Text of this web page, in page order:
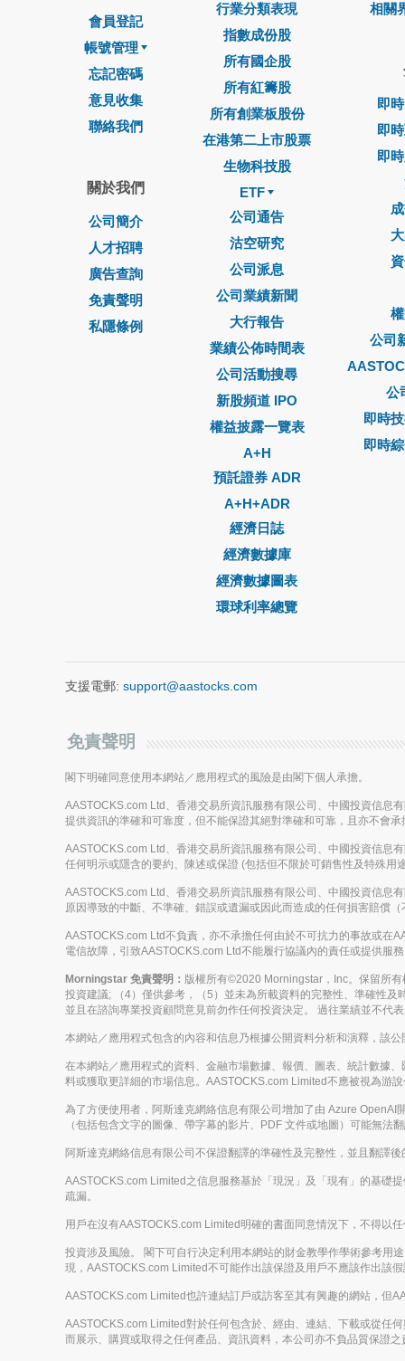
會員登記
帳號管理
忘記密碼
意見收集
聯絡我們
關於我們
公司簡介
人才招聘
廣告查詢
免責聲明
私隱條例
行業分類表現
指數成份股
所有國企股
所有紅籌股
所有創業板股份
在港第二上市股票
生物科技股
ETF
公司通告
沽空研究
公司派息
公司業績新聞
大行報告
業績公佈時間表
公司活動搜尋
新股頻道 IPO
權益披露一覽表
A+H
預託證券 ADR
A+H+ADR
經濟日誌
經濟數據庫
經濟數據圖表
環球利率總覽
相關
即
即
即
公司
公
即時
即時
支援電郵: support@aastocks.com
免責聲明
閣下明確同意使用本網站／應用程式的風險是由閣下個人承擔。
AASTOCKS.com Ltd、香港交易所資訊服務有限公司、中國投資信息
提供資訊的準確和可靠度，但不能保證其絕對準確和可靠，且亦不會
AASTOCKS.com Ltd、香港交易所資訊服務有限公司、中國投資信息
任何明示或隱含的要約、陳述或保證 (包括但不限於可銷售性及特殊用
AASTOCKS.com Ltd、香港交易所資訊服務有限公司、中國投資信息
原因導致的中斷、不準確、錯誤或遺漏或因此而造成的任何損害賠償
AASTOCKS.com Ltd不負責，亦不承擔任何由於不可抗力的事故或在
電信故障，引致AASTOCKS.com Ltd不能履行協議內的責任或提供服
Morningstar 免責聲明： 版權所有©2020 Morningstar，Inc。保留所
投資建議; （4）僅供參考，（5）並未為所載資料的完整性、準確性
並且在諮詢專業投資顧問意見前勿作任何投資決定。 過往業績並不代
本網站／應用程式包含的內容和信息乃根據公開資料分析和演釋，該
在本網站／應用程式的資料、金融市場數據、報價、圖表、統計數據
料或獲取更詳細的市場信息。AASTOCKS.com Limited不應被視為游
為了方便使用者，阿斯達克網絡信息有限公司增加了由 Azure
（包括包含文字的圖像、帶字幕的影片、PDF 文件或地圖）可能無法
阿斯達克網絡信息有限公司不保證翻譯的準確性及完整性，並且翻譯
AASTOCKS.com Limited之信息服務基於「現況」及「現有」的基礎
疏漏。
用戶在沒有AASTOCKS.com Limited明確的書面同意情況下，不得以
投資涉及風險。 閣下可自行决定利用本網站的財金教學作學術參考用
現，AASTOCKS.com Limited不可能作出該保證及用戶不應該作出該
AASTOCKS.com Limited也許連結訂戶或訪客至其有興趣的網站，但
AASTOCKS.com Limited對於任何包含於、經由、連結、下載或從任
而展示、購買或取得之任何產品、資訊資料，本公司亦不負品質保證之